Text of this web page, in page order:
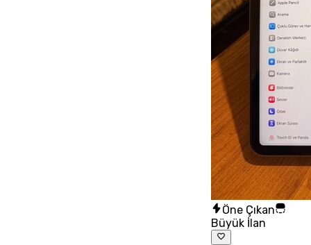
Öne Çıkan
Büyük İlan